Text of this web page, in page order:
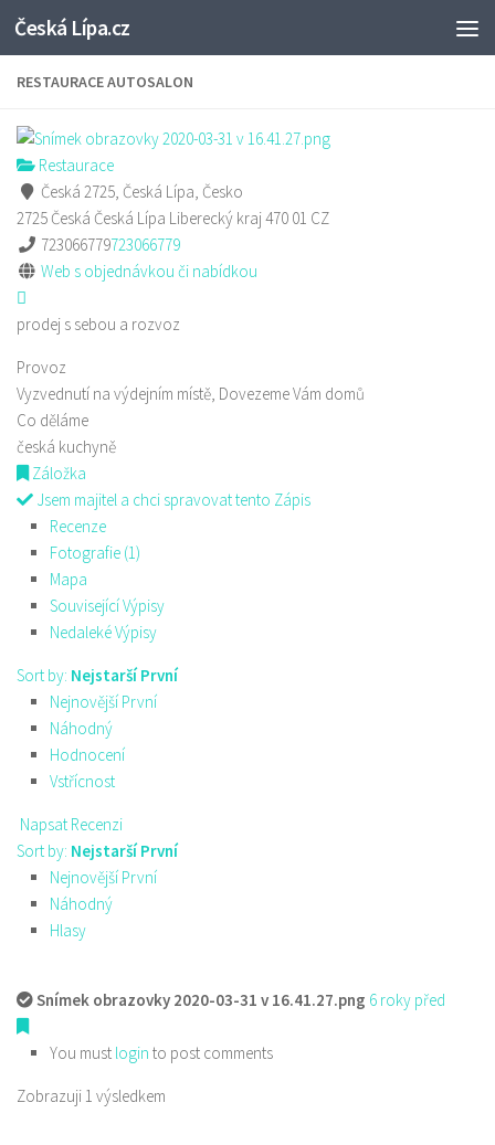
Skip to content
Česká Lípa.cz
RESTAURACE AUTOSALON
Restaurace
Česká 2725, Česká Lípa, Česko
2725 Česká Česká Lípa Liberecký kraj470 01 CZ
723066779723066779
Web s objednávkou či nabídkou
prodej s sebou a rozvoz
Provoz
Vyzvednutí na výdejním místě, Dovezeme Vám domů
Co děláme
česká kuchyně
Záložka
Jsem majitel a chci spravovat tento Zápis
Recenze
Fotografie (1)
Mapa
Související Výpisy
Nedaleké Výpisy
Sort by: Nejstarší První
Nejnovější První
Náhodný
Hodnocení
Vstřícnost
Napsat Recenzi
Sort by: Nejstarší První
Nejnovější První
Náhodný
Hlasy
Snímek obrazovky 2020-03-31 v 16.41.27.png 6 roky před
You must login to post comments
Zobrazuji 1 výsledkem